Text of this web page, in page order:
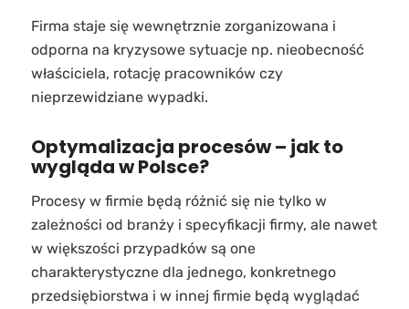
Firma staje się wewnętrznie zorganizowana i
odporna na kryzysowe sytuacje np. nieobecność
właściciela, rotację pracowników czy
nieprzewidziane wypadki.
Optymalizacja procesów – jak to
wygląda w Polsce?
Procesy w firmie będą różnić się nie tylko w
zależności od branży i specyfikacji firmy, ale nawet
w większości przypadków są one
charakterystyczne dla jednego, konkretnego
przedsiębiorstwa i w innej firmie będą wyglądać